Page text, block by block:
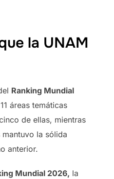
la UNAM
Ranking Mundial
áreas temáticas
de ellas, mientras
mantuvo la sólida
anterior.
Mundial 2026, la